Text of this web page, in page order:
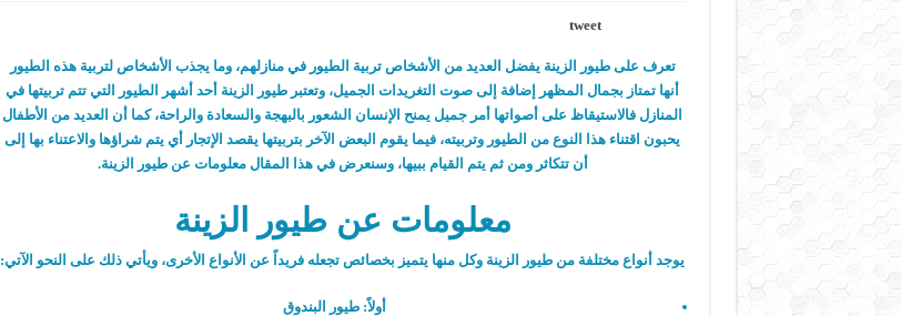
tweet
تعرف على طيور الزينة يفضل العديد من الأشخاص تربية الطيور في منازلهم، وما يجذب الأشخاص لتربية هذه الطيور
أنها تمتاز بجمال المظهر إضافة إلى صوت التغريدات الجميل، وتعتبر طيور الزينة أحد أشهر الطيور التي تتم تربيتها في
المنازل فالاستيقاظ على أصواتها أمر جميل يمنح الإنسان الشعور بالبهجة والسعادة والراحة، كما أن العديد من الأطفال
يحبون اقتناء هذا النوع من الطيور وتربيته، فيما يقوم البعض الآخر بتربيتها يقصد الإتجار أي يتم شراؤها والاعتناء بها إلى
أن تتكاثر ومن ثم يتم القيام ببيها، وسنعرض في هذا المقال معلومات عن طيور الزينة.
معلومات عن طيور الزينة
يوجد أنواع مختلفة من طيور الزينة وكل منها يتميز بخصائص تجعله فريداً عن الأنواع الأخرى، ويأتي ذلك على النحو الآتي:
أولاً: طيور البندوق